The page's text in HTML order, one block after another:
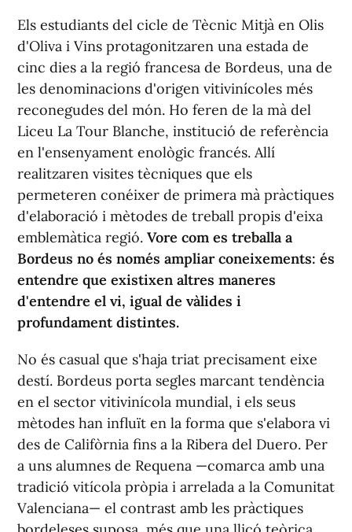
Els estudiants del cicle de Tècnic Mitjà en Olis
d'Oliva i Vins protagonitzaren una estada de
cinc dies a la regió francesa de Bordeus, una de
les denominacions d'origen vitivinícoles més
reconegudes del món. Ho feren de la mà del
Liceu La Tour Blanche, institució de referència
en l'ensenyament enològic francés. Allí
realitzaren visites tècniques que els
permeteren conéixer de primera mà pràctiques
d'elaboració i mètodes de treball propis d'eixa
emblemàtica regió. Vore com es treballa a
Bordeus no és només ampliar coneixements: és
entendre que existixen altres maneres
d'entendre el vi, igual de vàlides i
profundament distintes.
No és casual que s'haja triat precisament eixe
destí. Bordeus porta segles marcant tendència
en el sector vitivinícola mundial, i els seus
mètodes han influït en la forma que s'elabora vi
des de Califòrnia fins a la Ribera del Duero. Per
a uns alumnes de Requena —comarca amb una
tradició vitícola pròpia i arrelada a la Comunitat
Valenciana— el contrast amb les pràctiques